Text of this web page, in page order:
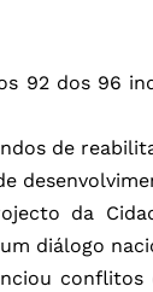
92 dos 96
de
da
diálogo